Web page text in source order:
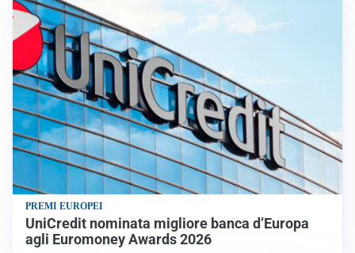
PREMI EUROPEI
UniCredit nominata migliore banca d’Europa
agli Euromoney Awards 2026